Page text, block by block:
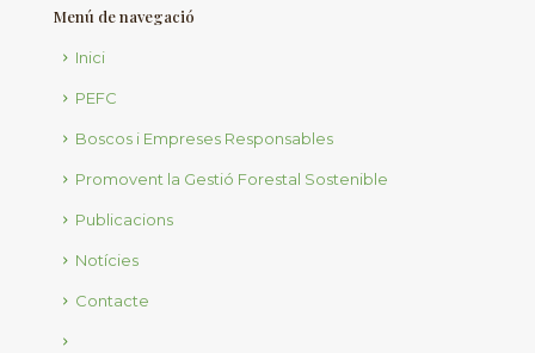
Menú de navegació
Inici
PEFC
Boscos i Empreses Responsables
Promovent la Gestió Forestal Sostenible
Publicacions
Notícies
Contacte